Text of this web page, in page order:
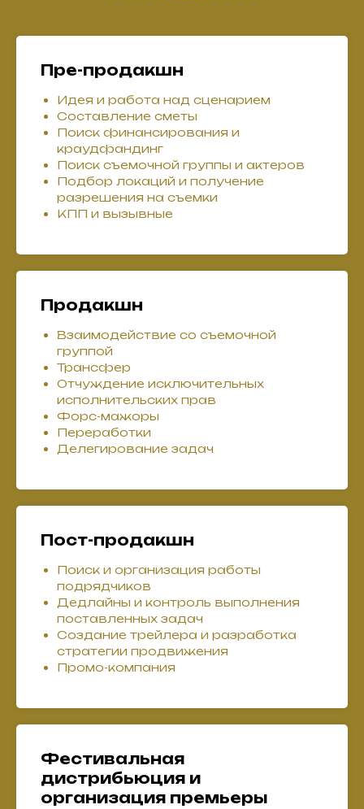
Пре-продакшн
Идея и работа над сценарием
Составление сметы
Поиск финансирования и
краудфандинг
Поиск съемочной группы и актеров
Подбор локаций и получение
разрешения на съемки
КПП и вызывные
Продакшн
Взаимодействие со съемочной
группой
Трансфер
Отчуждение исключительных
исполнительских прав
Форс-мажоры
Переработки
Делегирование задач
Пост-продакшн
Поиск и организация работы
подрядчиков
Дедлайны и контроль выполнения
поставленных задач
Создание трейлера и разработка
стратегии продвижения
Промо-компания
Фестивальная
дистрибьюция и
организация премьеры